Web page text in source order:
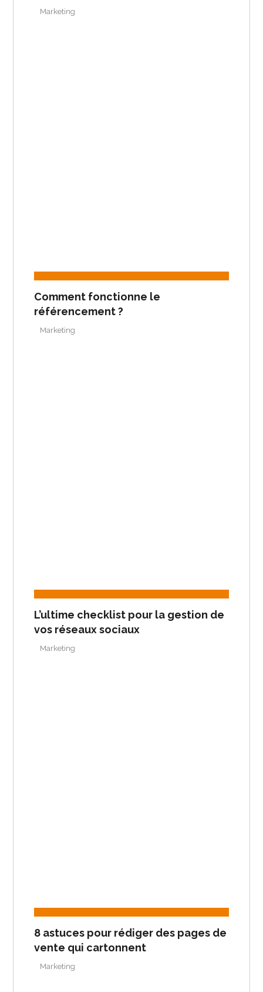
Marketing
Comment fonctionne le
référencement ?
Marketing
L’ultime checklist pour la gestion de
vos réseaux sociaux
Marketing
8 astuces pour rédiger des pages de
vente qui cartonnent
Marketing